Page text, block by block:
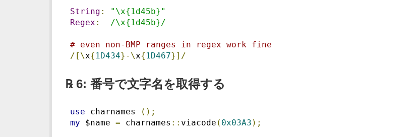
String :
"\x{1d45b}"
Regex : /\x{1d45b}/
# even non-BMP ranges in regex work fine
/[\x{ 1D434}-\x{ 1D467}]/
℞ 6: 番号で文字名を取得する
use charnames
();
my $name = charnames :: viacode ( 0x03A3 );